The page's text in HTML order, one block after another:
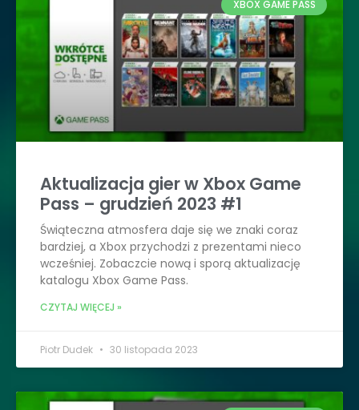
XBOX GAME PASS
Aktualizacja gier w Xbox Game
Pass – grudzień 2023 #1
Świąteczna atmosfera daje się we znaki coraz
bardziej, a Xbox przychodzi z prezentami nieco
wcześniej. Zobaczcie nową i sporą aktualizację
katalogu Xbox Game Pass.
CZYTAJ WIĘCEJ »
Piotr Dudek 30 listopada 2023